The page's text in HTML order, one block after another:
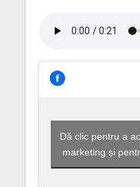
Dă clic pentru a
marketing și